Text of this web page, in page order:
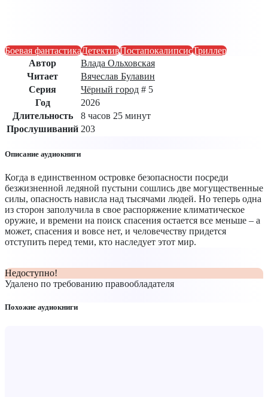
Боевая фантастикаДетективПостапокалипсисТриллер
Автор
Влада Ольховская
Читает
Вячеслав Булавин
Серия
Чёрный город # 5
Год
2026
Длительность
8 часов 25 минут
Прослушиваний 203
Описание аудиокниги
Когда в единственном островке безопасности посреди
безжизненной ледяной пустыни сошлись две могущественные
силы, опасность нависла над тысячами людей. Но теперь одна
из сторон заполучила в свое распоряжение климатическое
оружие, и времени на поиск спасения остается все меньше – а
может, спасения и вовсе нет, и человечеству придется
отступить перед теми, кто наследует этот мир.
Недоступно!
Удалено по требованию правообладателя
Похожие аудиокниги